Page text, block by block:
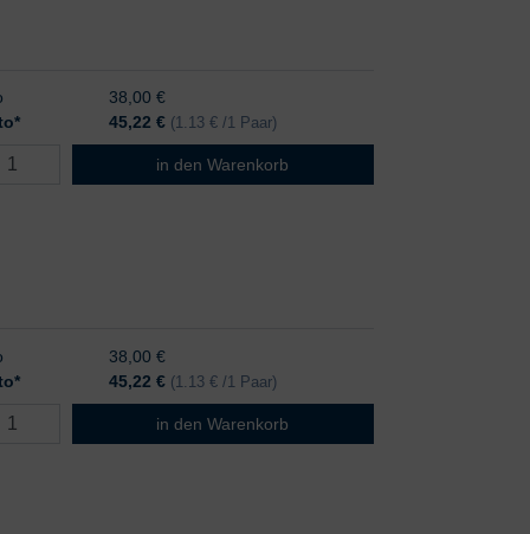
38,00 €
45,22 € (1.13 € /1 Paar)
B. Braun Vasco OP Grip Gr. 8,5
in den Warenkorb
38,00 €
45,22 € (1.13 € /1 Paar)
B. Braun Vasco OP Grip Gr. 9,0
in den Warenkorb